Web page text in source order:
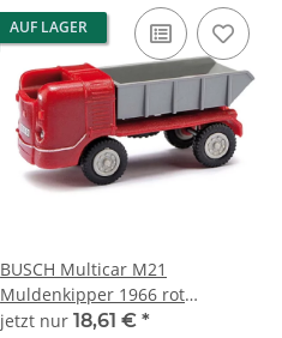
AUF LAGER
BUSCH Multicar M21
Muldenkipper 1966 rot
211002304 Automodell 1:120
jetzt nur 18,61 € *